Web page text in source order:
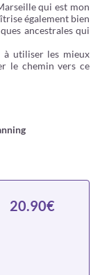
qui est mon
également bien
ancestrales qui
à utiliser les mieux
le chemin vers ce
20.90€